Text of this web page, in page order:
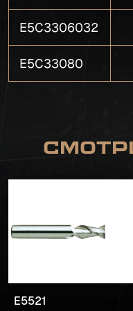
E5C3306032
E5C33080
E5521